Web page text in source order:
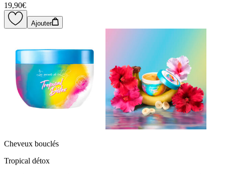
19,90€
Ajouter
Cheveux bouclés
Tropical détox